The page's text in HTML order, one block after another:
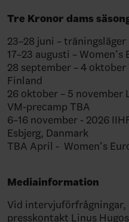
Tre Kronor dams
23–28 juni –
17–23 augusti –
28 september – 4
Finland
26 oktober – 5 november
VM-precamp TBA
6–16 november - 2026
Esbjerg, Danmark
TBA April - Women’s
Mediainformation
Vid
presskontakt Linus